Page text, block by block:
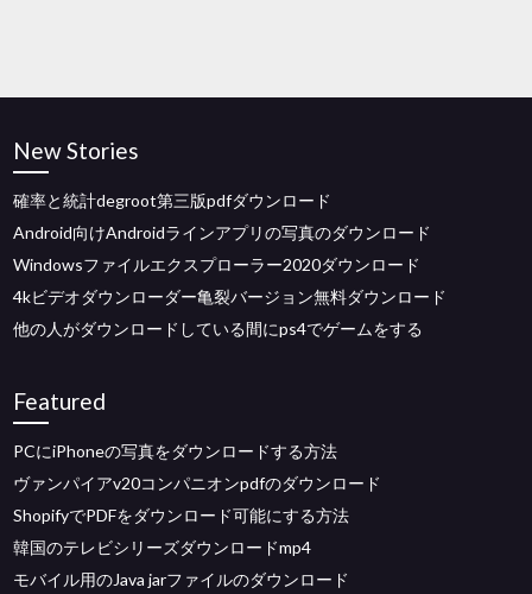
New Stories
確率と統計degroot第三版pdfダウンロード
Android向けAndroidラインアプリの写真のダウンロード
Windowsファイルエクスプローラー2020ダウンロード
4kビデオダウンローダー亀裂バージョン無料ダウンロード
他の人がダウンロードしている間にps4でゲームをする
Featured
PCにiPhoneの写真をダウンロードする方法
ヴァンパイアv20コンパニオンpdfのダウンロード
ShopifyでPDFをダウンロード可能にする方法
韓国のテレビシリーズダウンロードmp4
モバイル用のJava jarファイルのダウンロード